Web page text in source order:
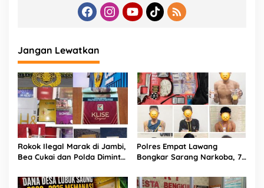
Jangan Lewatkan
Rokok Ilegal Marak di Jambi,
Bea Cukai dan Polda Diminta
Polres Empat Lawang
Bongkar Sarang Narkoba, 7
Diamankan